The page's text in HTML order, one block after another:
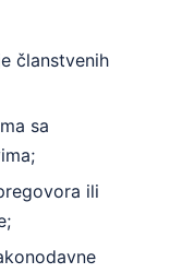
članstvenih
sa
ili